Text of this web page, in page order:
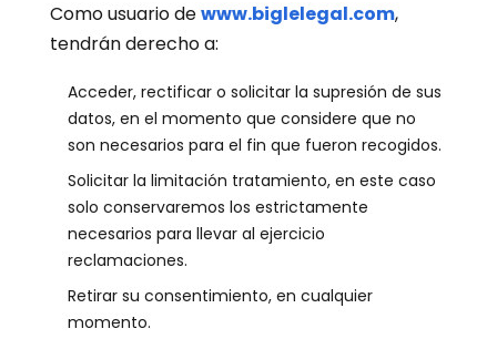
Como usuario dewww.biglelegal.com,
tendrán derecho a:
Acceder, rectificar o solicitar la supresión de sus
datos, en el momento que considere que no
son necesarios para el fin que fueron recogidos.
Solicitar la limitación tratamiento, en este caso
solo conservaremos los estrictamente
necesarios para llevar al ejercicio
reclamaciones.
Retirar su consentimiento, en cualquier
momento.